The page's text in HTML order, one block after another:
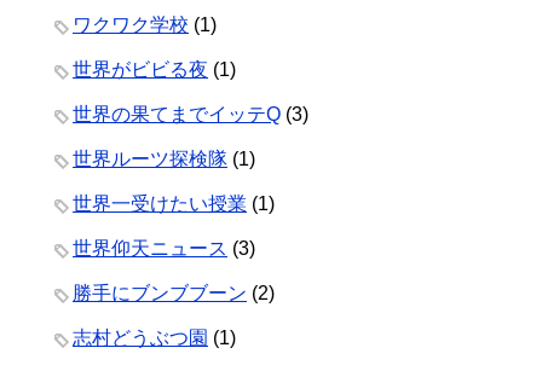
ワクワク学校 (1)
世界がビビる夜 (1)
世界の果てまでイッテQ (3)
世界ルーツ探検隊 (1)
世界一受けたい授業 (1)
世界仰天ニュース (3)
勝手にブンブブーン (2)
志村どうぶつ園 (1)